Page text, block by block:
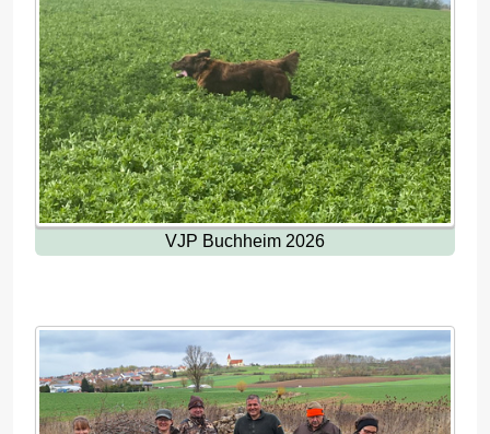
VJP Buchheim 2026